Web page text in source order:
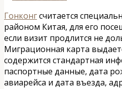
Гонконгсчитается
районом Китая, для его
если визит продлится не
Миграционная карта
содержится стандартная
паспортные данные, дата
авиарейса и дата въезда,